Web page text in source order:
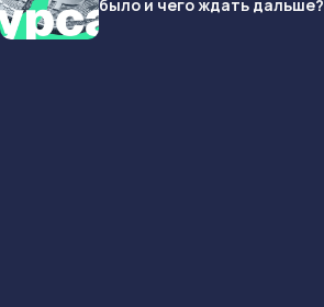
было и чего ждать дальше?